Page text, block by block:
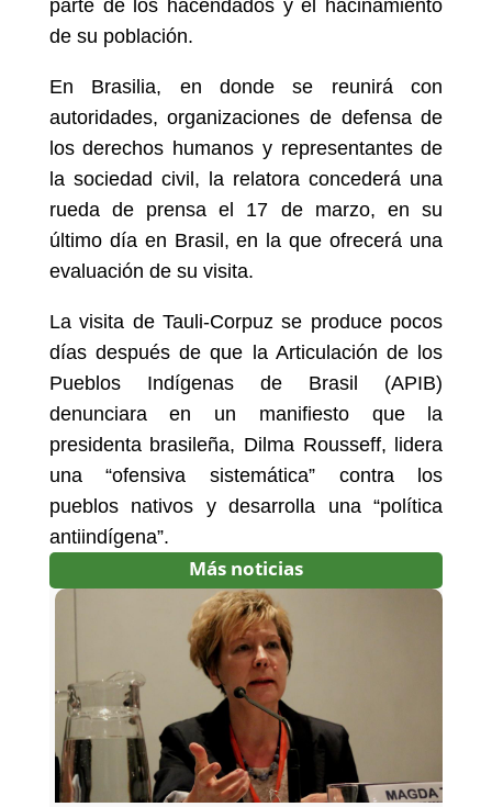
parte de los hacendados y el hacinamiento
de su población.
En Brasilia, en donde se reunirá con
autoridades, organizaciones de defensa de
los derechos humanos y representantes de
la sociedad civil, la relatora concederá una
rueda de prensa el 17 de marzo, en su
último día en Brasil, en la que ofrecerá una
evaluación de su visita.
La visita de Tauli-Corpuz se produce pocos
días después de que la Articulación de los
Pueblos Indígenas de Brasil (APIB)
denunciara en un manifiesto que la
presidenta brasileña, Dilma Rousseff, lidera
una “ofensiva sistemática” contra los
pueblos nativos y desarrolla una “política
antiindígena”.
Más noticias